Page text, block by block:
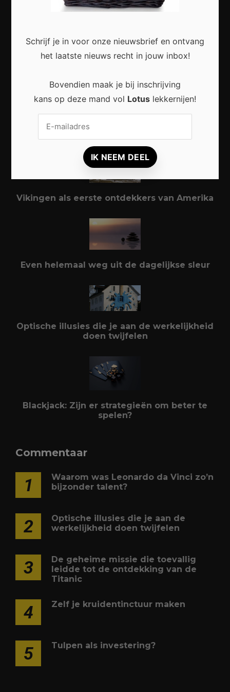
Waarom digitale rust steeds belangrijker
Populair
4 tips om je huis nog comfortabeler te
maken
Vikingen als eerste ontdekkers van Amerika
Even helemaal weg uit de dagelijkse sleur
Optische illusies die je aan de werkelijkheid
doen twijfelen
Blackjack: Zijn er strategieën om beter te
spelen?
Commentaar
1
Waarom was Leonardo da Vinci zo’n
bijzonder talent?
2
Optische illusies die je aan de
werkelijkheid doen twijfelen
3
De geheime missie die toevallig
leidde tot de ontdekking van de
Titanic
4 Zelf je kruidentinctuur maken
5 Tulpen als investering?
Schrijf je in voor onze nieuwsbrief en ontvang
het laatste nieuws recht in jouw inbox!
Bovendien maak je bij inschrijving
kans op deze mand vol Lotus lekkernijen!